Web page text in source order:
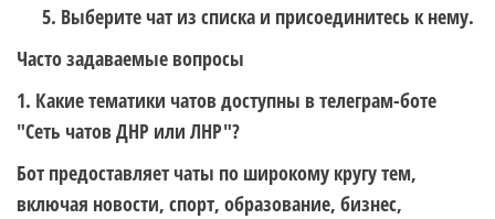
Выберите чат из списка и присоединитесь к нему.
Часто задаваемые вопросы
1. Какие тематики чатов доступны в телеграм-боте
"Сеть чатов ДНР или ЛНР"?
Бот предоставляет чаты по широкому кругу тем,
включая новости, спорт, образование, бизнес,